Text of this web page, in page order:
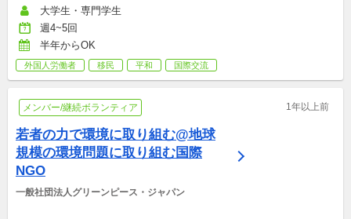
大学生・専門学生
週4~5回
半年からOK
外国人労働者 移民 平和 国際交流
メンバー/継続ボランティア 1年以上前
若者の力で環境に取り組む@地球
規模の環境問題に取り組む国際
NGO
一般社団法人グリーンピース・ジャパン